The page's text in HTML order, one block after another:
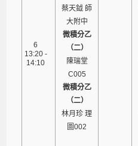
6
13:20 -
14:10
蔡天鉞 師
大附中
微積分乙
（二）
陳瑞堂
C005
微積分乙
（二）
林月珍 理
圖002